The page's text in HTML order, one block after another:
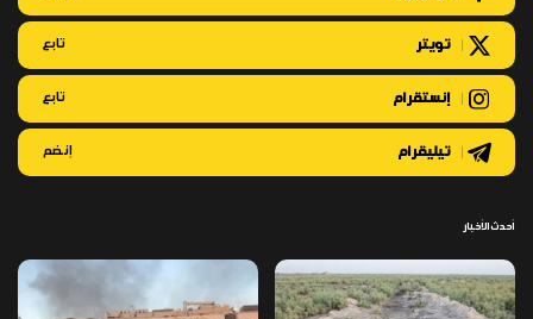
تويتر تابع
إنستقرام تابع
تيليقرام إنضم
أحدث الأخبار